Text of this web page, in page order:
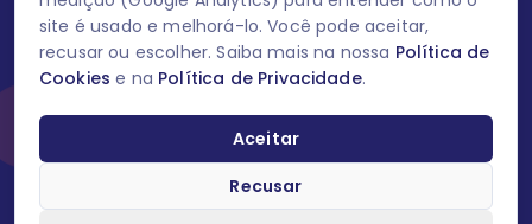
site é usado e melhorá-lo. Você pode aceitar,
recusar ou escolher. Saiba mais na nossa Política de
Cookies e na Política de Privacidade.
Aceitar
Recusar
do Brasil habilitados a prescrever medicamentos. M-AS ONE-BR-
202606-00013 / Agosto 2026.
O laboratório Servier do Brasil respeita os seus dados! Caso deseje
dados pessoais você pode fazê-lo a qualquer momento entrando
em contato através do site www.semprecuidando.com.br na opção
fale conosco.